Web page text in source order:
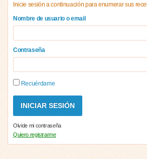
Inicie sesión a continuación para enumerar sus
Nombre de usuario o email
Contraseña
Recuérdame
Olvide mi contraseña
Quiero registrarme